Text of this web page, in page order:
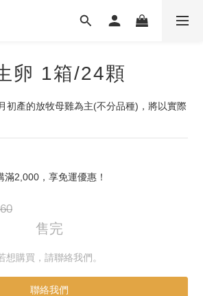
卵 1箱/24顆
初產的放牧母雞為主(不分品種)，將以實際
2,000，享免運優惠！
售完
想購買，請聯絡我們。
聯絡我們